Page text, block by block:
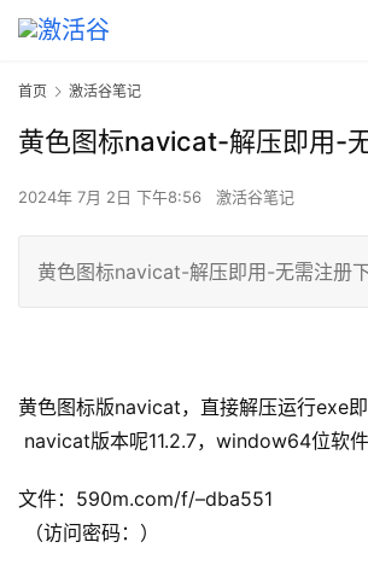
首页 激活谷笔记
黄色图标navicat-解压即用-
2024年 7月 2日 下午8:56 激活谷笔记
黄色图标navicat-解压即用-无需注册
黄色图标版navicat，直接解压运行exe
navicat版本呢11.2.7，window64位软件
文件：590m.com/f/–dba551
（访问密码：）